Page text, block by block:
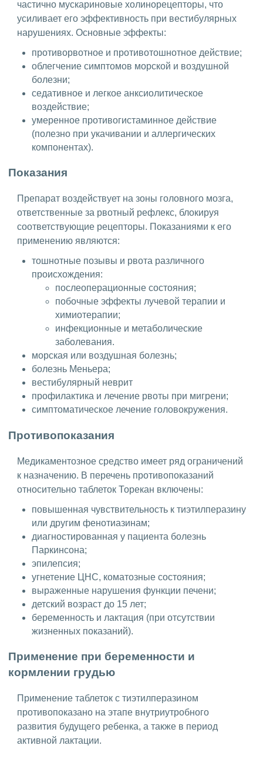
частично мускариновые холинорецепторы, что
усиливает его эффективность при вестибулярных
нарушениях. Основные эффекты:
противорвотное и противотошнотное действие;
облегчение симптомов морской и воздушной
болезни;
седативное и легкое анксиолитическое
воздействие;
умеренное противогистаминное действие
(полезно при укачивании и аллергических
компонентах).
Показания
Препарат воздействует на зоны головного мозга,
ответственные за рвотный рефлекс, блокируя
соответствующие рецепторы. Показаниями к его
применению являются:
тошнотные позывы и рвота различного
происхождения:
послеоперационные состояния;
побочные эффекты лучевой терапии и
химиотерапии;
инфекционные и метаболические
заболевания.
морская или воздушная болезнь;
болезнь Меньера;
вестибулярный неврит
профилактика и лечение рвоты при мигрени;
симптоматическое лечение головокружения.
Противопоказания
Медикаментозное средство имеет ряд ограничений
к назначению. В перечень противопоказаний
относительно таблеток Торекан включены:
повышенная чувствительность к тиэтилперазину
или другим фенотиазинам;
диагностированная у пациента болезнь
Паркинсона;
эпилепсия;
угнетение ЦНС, коматозные состояния;
выраженные нарушения функции печени;
детский возраст до 15 лет;
беременность и лактация (при отсутствии
жизненных показаний).
Применение при беременности и
кормлении грудью
Применение таблеток с тиэтилперазином
противопоказано на этапе внутриутробного
развития будущего ребенка, а также в период
активной лактации.